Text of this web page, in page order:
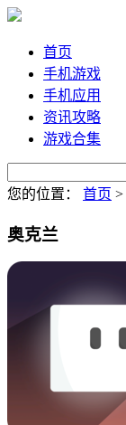
首页
手机游戏
手机应用
资讯攻略
游戏合集
您的位置： 首页 >
奥克兰